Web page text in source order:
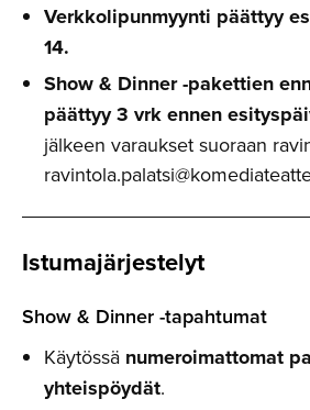
Verkkolipunmyynti päättyy
14.
Show & Dinner -pakettien
päättyy 3 vrk ennen
jälkeen varaukset suoraan
Istumajär­jestelyt
Show & Dinner -tapahtumat
Käytössä numeroimattomat
yhteispöydät.